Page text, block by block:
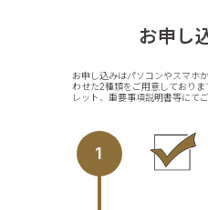
お申し
お申し込みはパソコンやスマホ
わせた2種類をご用意しており
レット、重要事項説明書等にて
1